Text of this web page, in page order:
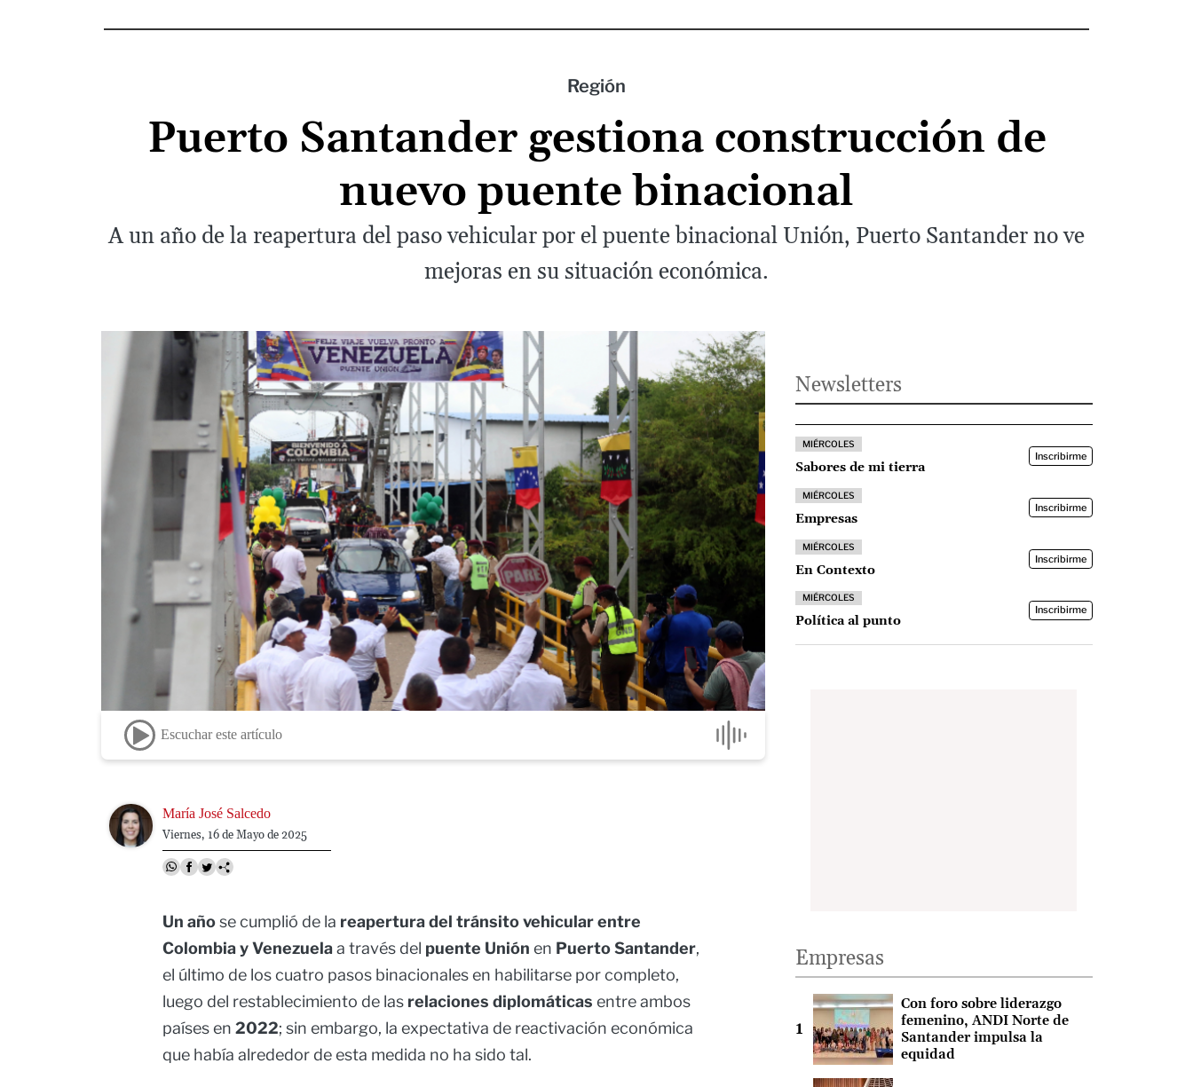
Región
Puerto Santander gestiona construcción de
nuevo puente binacional
A un año de la reapertura del paso vehicular por el puente binacional Unión, Puerto Santander no ve
mejoras en su situación económica.
Escuchar este artículo
Image María José Salcedo
Viernes, 16 de Mayo de 2025
Un añose cumplió de la reapertura del tránsito vehicular entre
Colombia y Venezuelaa través del puente Unión en Puerto Santander,
el último de los cuatro pasos binacionales en habilitarse por completo,
luego del restablecimiento de las relaciones diplomáticas entre ambos
países en 2022; sin embargo, la expectativa de reactivación económica
que había alrededor de esta medida no ha sido tal.
Newsletters
MIÉRCOLES
Sabores de mi tierra
Inscribirme
MIÉRCOLES
Empresas
Inscribirme
MIÉRCOLES
En Contexto
Inscribirme
MIÉRCOLES
Política al punto
Inscribirme
Empresas
Con foro sobre liderazgo
femenino, ANDI Norte de
Santander impulsa la
equidad